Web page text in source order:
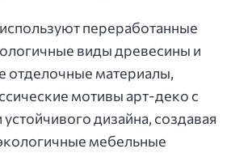
переработанные
виды древесины и
отделочные материалы,
мотивы арт-деко с
дизайна, создавая
мебельные